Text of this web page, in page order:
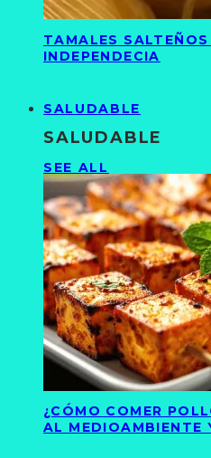
TAMALES
INDEPENDECIA
SALUDABLE
SALUDABLE
SEE ALL
¿CÓMO COMER
AL MEDIOAMBIENTE